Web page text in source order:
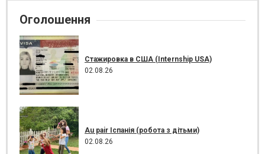
Оголошення
Стажировка в США (Internship USA)
02.08.26
Au pair Іспанія (робота з дітьми)
02.08.26